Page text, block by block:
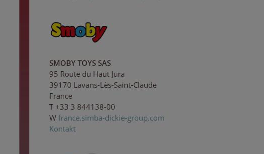
SMOBY TOYS SAS
95 Route du Haut Jura
39170 Lavans-Lès-Saint-Claude
France
T +33 3 844138-00
W france.simba-dickie-group.com
Kontakt